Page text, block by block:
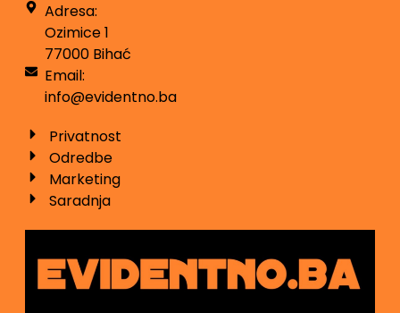
Adresa:
Ozimice 1
77000 Bihać
Email:
info@evidentno.ba
Privatnost
Odredbe
Marketing
Saradnja